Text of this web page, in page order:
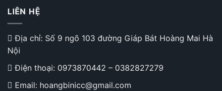
LIÊN HỆ
Địa chỉ: Số 9 ngõ 103 đường Giáp Bát Hoàng Mai Hà
Nội
Điện thoại: 0973870442 – 0382827279
Email: hoangbinicc@gmail.com